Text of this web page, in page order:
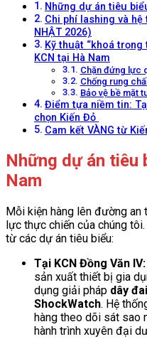
Những dự án tiêu
Chi phí lashing và
NHẬT 2026)
Kỹ thuật “khoá
KCN tại Hà Nam
Chặn đứng lực
Chống rung
Bảo vệ bề mặt
Điểm tựa niềm tin:
chọn Kiến Đỏ
Cam kết VÀNG từ
Những dự án tiêu
Nam
Mỗi kiện hàng lên đường an
lực thực chiến của chúng
từ các dự án tiêu biểu:
Tại KCN Đồng Văn IV:
sản xuất thiết bị gia
dụng giải pháp dây
ShockWatch. Hệ
hàng theo dõi sát sao
hành trình xuyên đại